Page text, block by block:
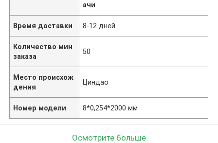
ачи
Время доставки 8-12 дней
Количество мин
заказа
50
Место происхож
дения
Циндао
Номер модели 8*0,254*2000 мм
Осмотрите больше